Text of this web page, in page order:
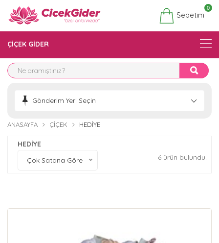
Sepetim
0
ÇİÇEK GİDER
Gönderim Yeri Seçin
ANASAYFA ÇIÇEK HEDİYE
HEDİYE
Çok Satana Göre
6 ürün bulundu.